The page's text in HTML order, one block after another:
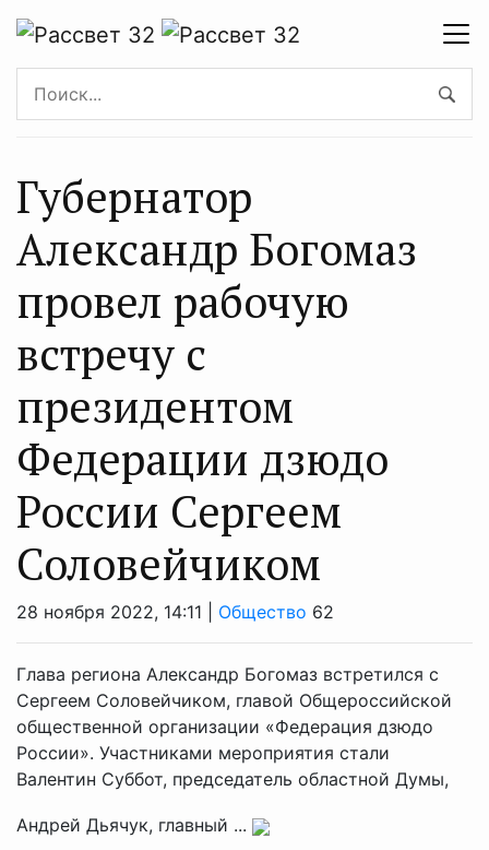
Губернатор
Александр Богомаз
провел рабочую
встречу с
президентом
Федерации дзюдо
России Сергеем
Соловейчиком
28 ноября 2022, 14:11 | Общество 62
Глава региона Александр Богомаз встретился с
Сергеем Соловейчиком, главой Общероссийской
общественной организации «Федерация дзюдо
России». Участниками мероприятия стали
Валентин Суббот, председатель областной Думы,
Андрей Дьячук, главный ...